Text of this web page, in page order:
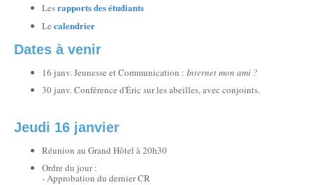
Lesrapports des étudiants
Le calendrier
Dates à venir
16 janv. Jeunesse et Communication : Internet mon ami ?
30 janv. Conférence d'Éric sur les abeilles, avec conjoints.
Jeudi 16 janvier
Réunion au Grand Hôtel à 20h30
Ordre du jour :
- Approbation du dernier CR